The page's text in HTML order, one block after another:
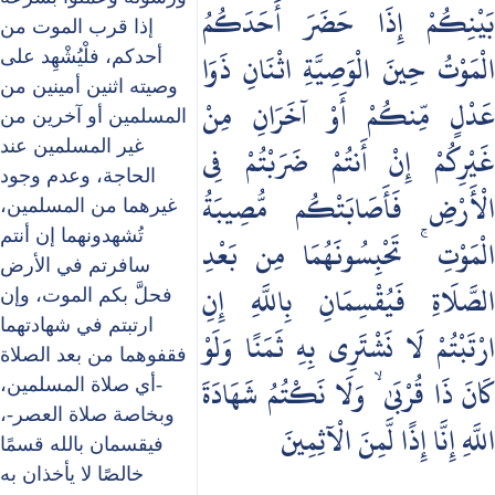
بَيْنِكُمْ إِذَا حَضَرَ أَحَدَكُمُ
الْمَوْتُ حِينَ الْوَصِيَّةِ اثْنَانِ ذَوَا
عَدْلٍ مِّنكُمْ أَوْ آخَرَانِ مِنْ
غَيْرِكُمْ إِنْ أَنتُمْ ضَرَبْتُمْ فِي
الْأَرْضِ فَأَصَابَتْكُم مُّصِيبَةُ
الْمَوْتِ ۚ تَحْبِسُونَهُمَا مِن بَعْدِ
الصَّلَاةِ فَيُقْسِمَانِ بِاللَّهِ إِنِ
ارْتَبْتُمْ لَا نَشْتَرِي بِهِ ثَمَنًا وَلَوْ
كَانَ ذَا قُرْبَىٰ ۙ وَلَا نَكْتُمُ شَهَادَةَ
اللَّهِ إِنَّا إِذًا لَّمِنَ الْآثِمِينَ
إذا قرب الموت من
أحدكم، فلْيُشْهِد على
وصيته اثنين أمينين من
المسلمين أو آخرين من
غير المسلمين عند
الحاجة، وعدم وجود
غيرهما من المسلمين،
تُشهدونهما إن أنتم
سافرتم في الأرض
فحلَّ بكم الموت، وإن
ارتبتم في شهادتهما
فقفوهما من بعد الصلاة
-أي صلاة المسلمين،
وبخاصة صلاة العصر-،
فيقسمان بالله قسمًا
خالصًا لا يأخذان به